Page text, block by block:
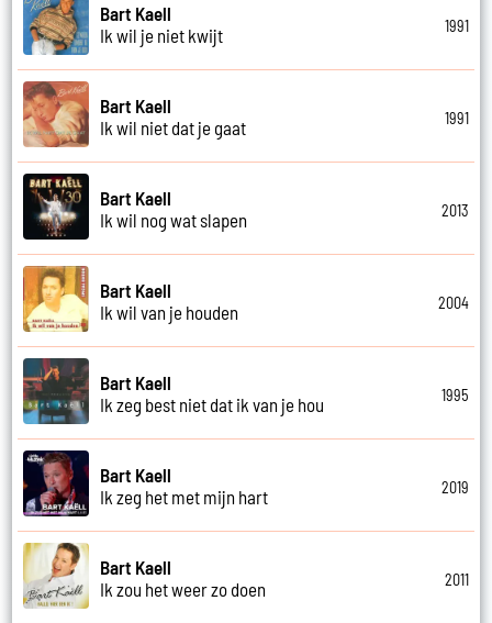
Bart Kaell
Ik wil je niet kwijt
1991
Bart Kaell
Ik wil niet dat je gaat
1991
Bart Kaell
Ik wil nog wat slapen
2013
Bart Kaell
Ik wil van je houden
2004
Bart Kaell
Ik zeg best niet dat ik van je hou
1995
Bart Kaell
Ik zeg het met mijn hart
2019
Bart Kaell
Ik zou het weer zo doen
2011